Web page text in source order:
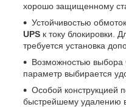
хорошо защищенному
Устойчивостью
UPS к току блокировки.
требуется установка
Возможностью выбора
параметр выбирается
Особой конструкцией
быстрейшему удалению